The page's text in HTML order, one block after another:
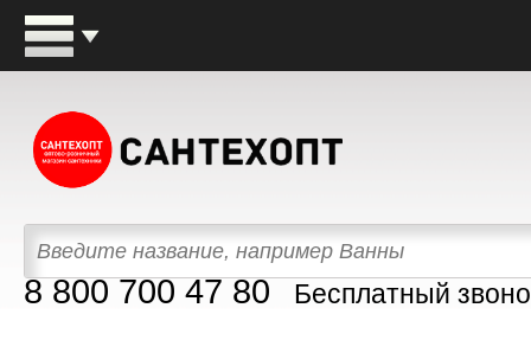
8 800 700 47 80 Бесплатный